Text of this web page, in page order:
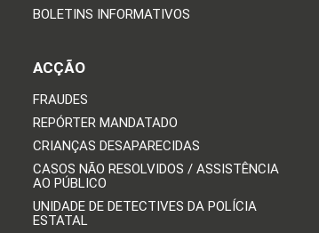
BOLETINS INFORMATIVOS
ACÇÃO
FRAUDES
REPÓRTER MANDATADO
CRIANÇAS DESAPARECIDAS
CASOS NÃO RESOLVIDOS / ASSISTÊNCIA
AO PÚBLICO
UNIDADE DE DETECTIVES DA POLÍCIA
ESTATAL